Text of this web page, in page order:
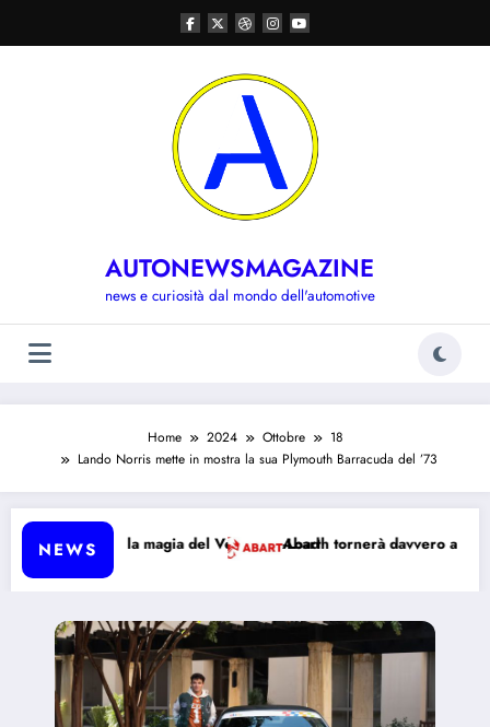
contenuto
AUTONEWSMAGAZINE
news e curiosità dal mondo dell'automotive
Home 2024 Ottobre
18
Lando Norris mette in mostra la sua Plymouth Barracuda del ’73
NEWS
con la magia del Vehicle-to-LoadAbarth tornerà davvero a produrre